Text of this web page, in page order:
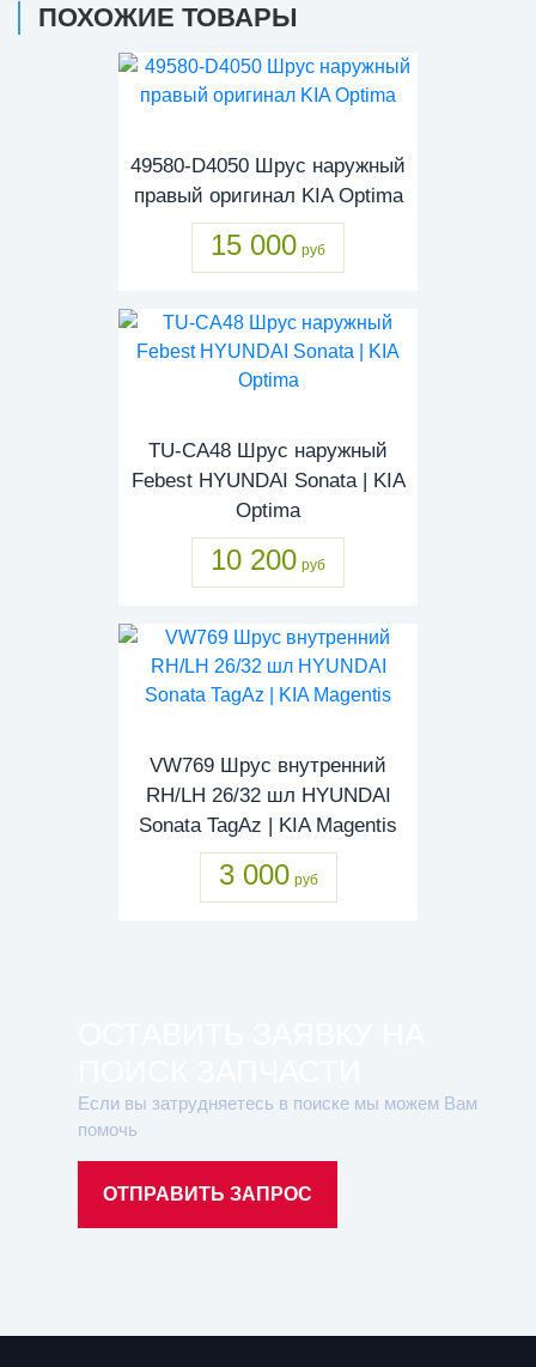
ПОХОЖИЕ ТОВАРЫ
49580-D4050 Шрус наружный
правый оригинал KIA Optima
15 000 руб
TU-CA48 Шрус наружный
Febest HYUNDAI Sonata | KIA
Optima
10 200 руб
VW769 Шрус внутренний
RH/LH 26/32 шл HYUNDAI
Sonata TagAz | KIA Magentis
3 000 руб
Если вы затрудняетесь в поиске мы можем Вам
помочь
ОТПРАВИТЬ ЗАПРОС